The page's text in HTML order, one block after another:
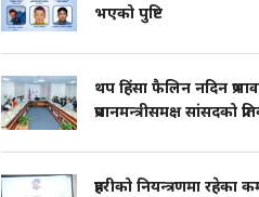
भएको पुष्टि
थप हिंसा फैलिन नदिन
प्रधानमन्त्रीसमक्ष सांसदको
प्रहरीको नियन्त्रणमा रहेका